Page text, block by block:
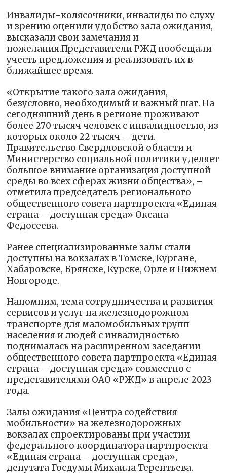
Инвалиды-колясочники, инвалиды по слуху
и зрению оценили удобство зала ожидания,
высказали свои замечания и
пожелания.Представители РЖД пообещали
учесть предложения и реализовать их в
ближайшее время.
«Открытие такого зала ожидания,
безусловно, необходимый и важный шаг. На
сегодняшний день в регионе проживают
более 270 тысяч человек с инвалидностью, из
которых около 22 тысяч – дети.
Правительство Свердловской области и
Министерство социальной политики уделяет
большое внимание организация доступной
среды во всех сферах жизни общества», –
отметила председатель регионального
общественного совета партпроекта «Единая
страна – доступная среда» Оксана
Федосеева.
Ранее специализированные залы стали
доступны на вокзалах в Томске, Кургане,
Хабаровске, Брянске, Курске, Орле и Нижнем
Новгороде.
Напомним, тема сотрудничества и развития
сервисов и услуг на железнодорожном
транспорте для маломобильных групп
населения и людей с инвалидностью
поднималась на расширенном заседании
общественного совета партпроекта «Единая
страна – доступная среда» совместно с
представителями ОАО «РЖД» в апреле 2023
года.
Залы ожидания «Центра содействия
мобильности» на железнодорожных
вокзалах спроектированы при участии
федерального координатора партпроекта
«Единая страна – доступная среда»,
депутата Госдумы Михаила Терентьева.